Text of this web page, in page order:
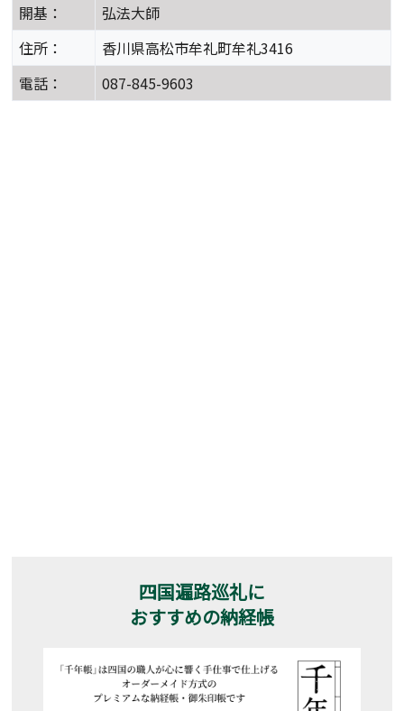
開基：
弘法大師
住所：
香川県高松市牟礼町牟礼3416
電話：
087-845-9603
四国遍路巡礼に
おすすめの納経帳